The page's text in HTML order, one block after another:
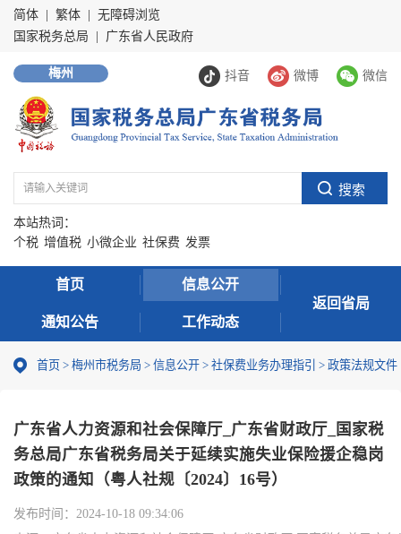
简体 繁体
无障碍浏览
国家税务总局
广东省人民政府
抖音 微博 微信
梅州
本站热词：
个税 增值税 小微企业 社保费 发票
首页 信息公开
通知公告 工作动态
返回省局
首页 > 梅州市税务局 > 信息公开 > 社保费业务办理指引 > 政策法规文件
广东省人力资源和社会保障厅_广东省财政厅_国家税
务总局广东省税务局关于延续实施失业保险援企稳岗
政策的通知（粤人社规〔2024〕16号）
发布时间： 2024-10-18 09:34:06